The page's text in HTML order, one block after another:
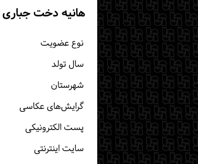
هانیه دخت جباری
نوع عضویت
سال تولد
شهرستان
گرایش‌های عکاسی
پست الكترونیكی
سایت اینترنتی